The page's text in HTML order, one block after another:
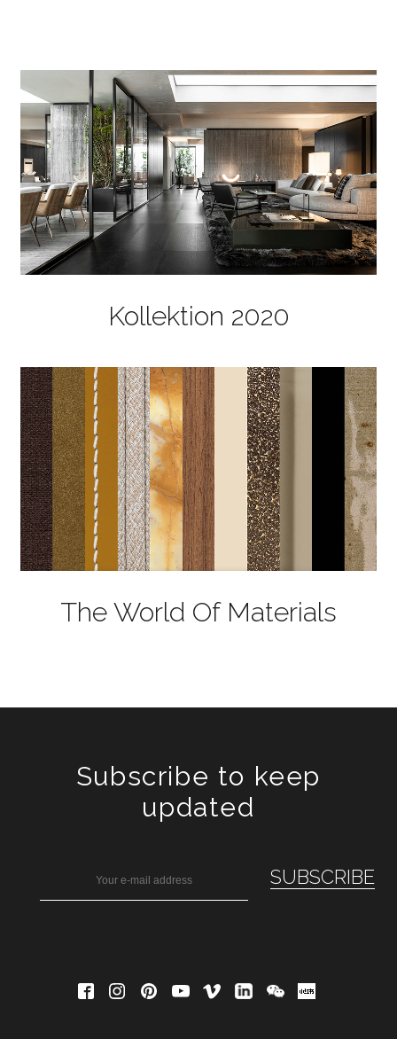
Kollektion 2020
The World Of Materials
Subscribe to keep
updated